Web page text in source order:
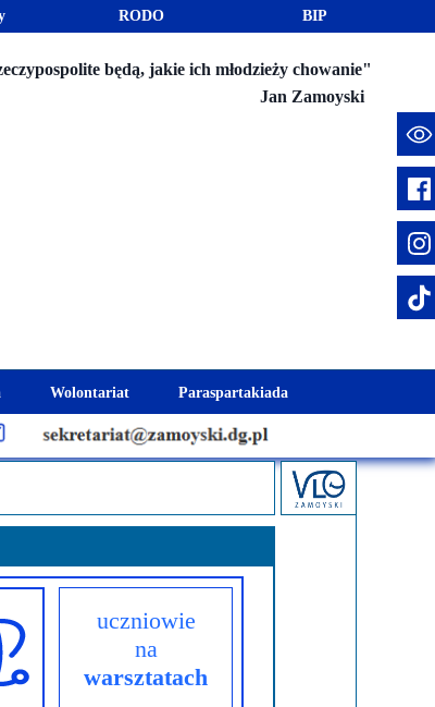
uczniowie
na
warsztatach
Court
Wolontariat
Akcje charytatywne
Klub Wolontariusza "Jesteśmy z Wami"
Krwiodawstwo
Młodzi Jałmużnicy
Szlachetna paczka
Paraspartakiada
Fundusz Stypendialny "Jesteśmy
Integracja szkolna
będą, jakie ich młodzieży chowanie"
BIP
RODO
Jan Zamoyski